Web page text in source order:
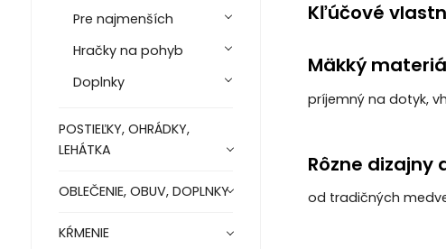
Pre najmenších
Hračky na pohyb
Doplnky
POSTIEĽKY, OHRÁDKY,
LEHÁTKA
OBLEČENIE, OBUV, DOPLNKY
KŔMENIE
Kľúčové
Mäkký
príjemný na dotyk,
Rôzne dizajny
od tradičných